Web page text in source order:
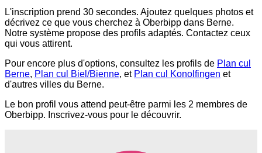
L'inscription prend 30 secondes. Ajoutez quelques photos et
décrivez ce que vous cherchez à Oberbipp dans Berne.
Notre système propose des profils adaptés. Contactez ceux
qui vous attirent.
Pour encore plus d'options, consultez les profils de Plan cul
Berne, Plan cul Biel/Bienne, et Plan cul Konolfingen et
d'autres villes du Berne.
Le bon profil vous attend peut-être parmi les 2 membres de
Oberbipp. Inscrivez-vous pour le découvrir.